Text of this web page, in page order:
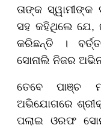
ତାଙ୍କ
ସହ କହିଥିଲେ ଯେ,
କରିଛନ୍ତି ।
ସୋନାଲି ନିଜର
ତେବେ ପାଞ୍ଚ
ଅଭିଯୋଗରେ
ପଲାଇ ଓରଫ